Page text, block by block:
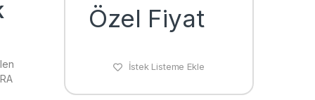
Özel Fiyat
İstek Listeme Ekle